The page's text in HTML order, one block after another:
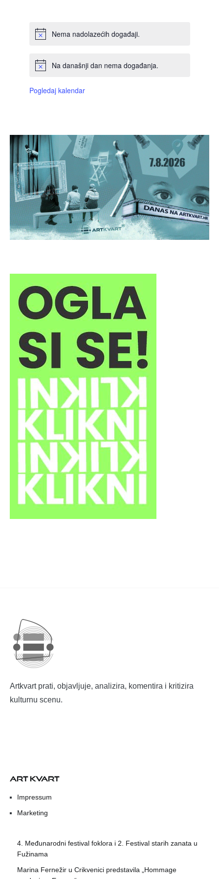
Nema nadolazećih događaji.
Na današnji dan nema događanja.
Pogledaj kalendar
Artkvart prati, objavljuje, analizira, komentira i kritizira
kulturnu scenu.
ART KVART
Impressum
Marketing
4. Međunarodni festival foklora i 2. Festival starih zanata u
Fužinama
Marina Fernežir u Crikvenici predstavila „Hommage